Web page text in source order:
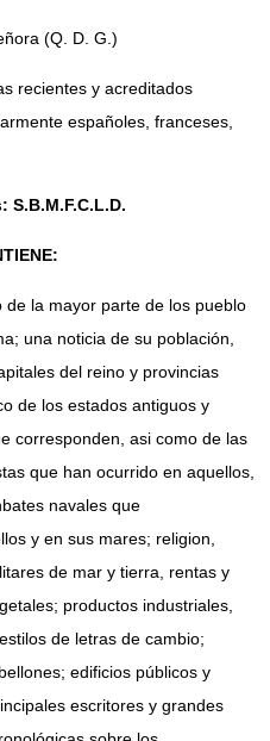
(Q. D. G.)
recientes y acreditados
españoles, franceses,
la mayor parte de los pueblo
una noticia de su población,
del reino y provincias
de los estados antiguos y
corresponden, asi como de las
que han ocurrido en aquellos,
navales que
y en sus mares; religion,
de mar y tierra, rentas y
productos industriales,
de letras de cambio;
edificios públicos y
escritores y grandes